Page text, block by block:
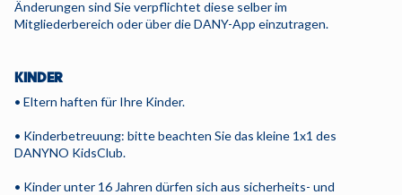
Änderungen sind Sie verpflichtet diese selber im
Mitgliederbereich oder über die DANY-App einzutragen.
KINDER
• Eltern haften für Ihre Kinder.
• Kinderbetreuung: bitte beachten Sie das kleine 1x1 des
DANYNO KidsClub.
• Kinder unter 16 Jahren dürfen sich aus sicherheits- und